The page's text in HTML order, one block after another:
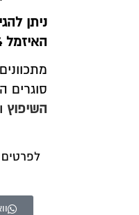
ניתן
האיזמל 4.
סוגרים
השיפוץ
לפרטים